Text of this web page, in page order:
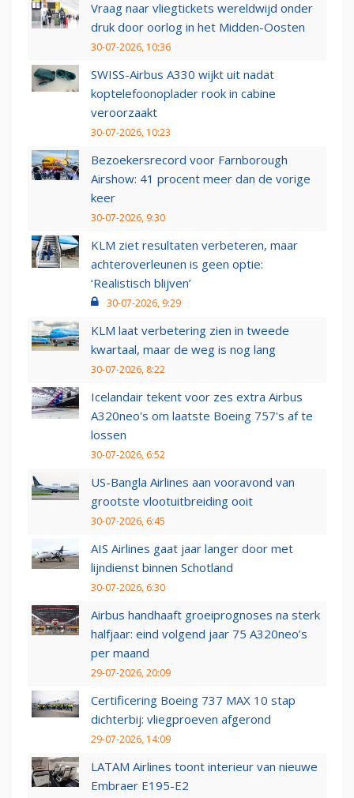
Vraag naar vliegtickets wereldwijd onder
druk door oorlog in het Midden-Oosten
30-07-2026, 10:36
SWISS-Airbus A330 wijkt uit nadat
koptelefoonoplader rook in cabine
veroorzaakt
30-07-2026, 10:23
Bezoekersrecord voor Farnborough
Airshow: 41 procent meer dan de vorige
keer
30-07-2026, 9:30
KLM ziet resultaten verbeteren, maar
achteroverleunen is geen optie:
‘Realistisch blijven’
30-07-2026, 9:29
KLM laat verbetering zien in tweede
kwartaal, maar de weg is nog lang
30-07-2026, 8:22
Icelandair tekent voor zes extra Airbus
A320neo's om laatste Boeing 757's af te
lossen
30-07-2026, 6:52
US-Bangla Airlines aan vooravond van
grootste vlootuitbreiding ooit
30-07-2026, 6:45
AIS Airlines gaat jaar langer door met
lijndienst binnen Schotland
30-07-2026, 6:30
Airbus handhaaft groeiprognoses na sterk
halfjaar: eind volgend jaar 75 A320neo’s
per maand
29-07-2026, 20:09
Certificering Boeing 737 MAX 10 stap
dichterbij: vliegproeven afgerond
29-07-2026, 14:09
LATAM Airlines toont interieur van nieuwe
Embraer E195-E2